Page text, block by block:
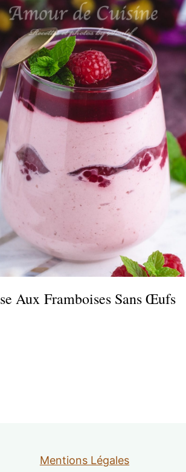
Aux Framboises Sans Œufs
Mentions Légales